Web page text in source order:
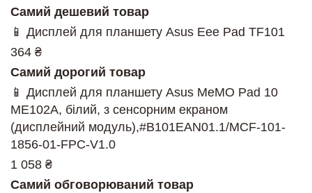
Самий дешевий товар
📱 Дисплей для планшету Asus Eee Pad TF101
364 ₴
Самий дорогий товар
📱 Дисплей для планшету Asus MeMO Pad 10
ME102A, білий, з сенсорним екраном
(дисплейний модуль),#B101EAN01.1/MCF-101-
1856-01-FPC-V1.0
1 058 ₴
Самий обговорюваний товар